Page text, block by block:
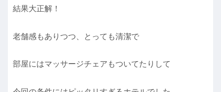
結果大正解！
老舗感もありつつ、とっても清潔で
部屋にはマッサージチェアもついてたりして